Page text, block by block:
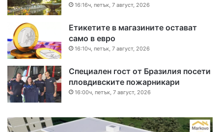
16:16ч, петък, 7 август, 2026
Етикетите в магазините остават
само в евро
16:10ч, петък, 7 август, 2026
Специален гост от Бразилия посети
пловдивските пожарникари
16:00ч, петък, 7 август, 2026